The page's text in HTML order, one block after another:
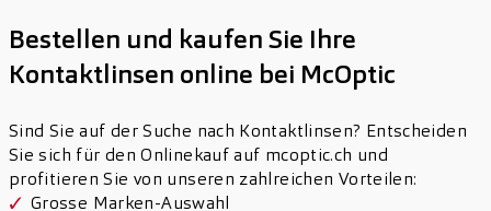
Bestellen und kaufen Sie Ihre
Kontaktlinsen online bei McOptic
Sind Sie auf der Suche nach Kontaktlinsen? Entscheiden
Sie sich für den Onlinekauf auf mcoptic.ch und
profitieren Sie von unseren zahlreichen Vorteilen:
Grosse Marken-Auswahl